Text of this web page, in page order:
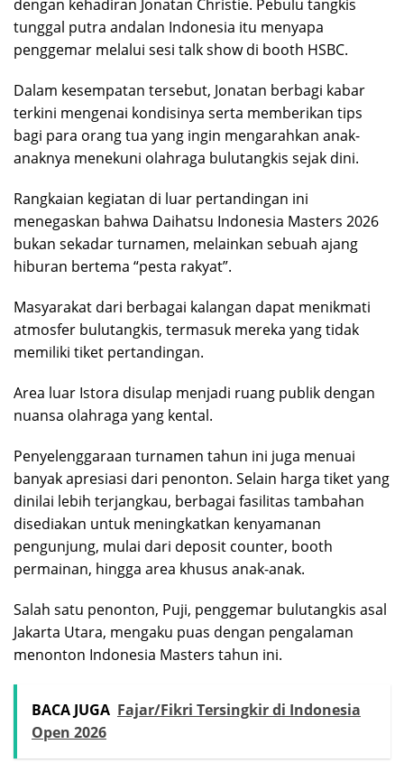
dengan kehadiran Jonatan Christie. Pebulu tangkis
tunggal putra andalan Indonesia itu menyapa
penggemar melalui sesi talk show di booth HSBC.
Dalam kesempatan tersebut, Jonatan berbagi kabar
terkini mengenai kondisinya serta memberikan tips
bagi para orang tua yang ingin mengarahkan anak-
anaknya menekuni olahraga bulutangkis sejak dini.
Rangkaian kegiatan di luar pertandingan ini
menegaskan bahwa Daihatsu Indonesia Masters 2026
bukan sekadar turnamen, melainkan sebuah ajang
hiburan bertema “pesta rakyat”.
Masyarakat dari berbagai kalangan dapat menikmati
atmosfer bulutangkis, termasuk mereka yang tidak
memiliki tiket pertandingan.
Area luar Istora disulap menjadi ruang publik dengan
nuansa olahraga yang kental.
Penyelenggaraan turnamen tahun ini juga menuai
banyak apresiasi dari penonton. Selain harga tiket yang
dinilai lebih terjangkau, berbagai fasilitas tambahan
disediakan untuk meningkatkan kenyamanan
pengunjung, mulai dari deposit counter, booth
permainan, hingga area khusus anak-anak.
Salah satu penonton, Puji, penggemar bulutangkis asal
Jakarta Utara, mengaku puas dengan pengalaman
menonton Indonesia Masters tahun ini.
BACA JUGA Fajar/Fikri Tersingkir di Indonesia
Open 2026